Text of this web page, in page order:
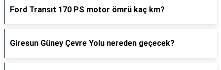
Ford Transıt 170 PS motor ömrü kaç km?
Giresun Güney Çevre Yolu nereden geçecek?